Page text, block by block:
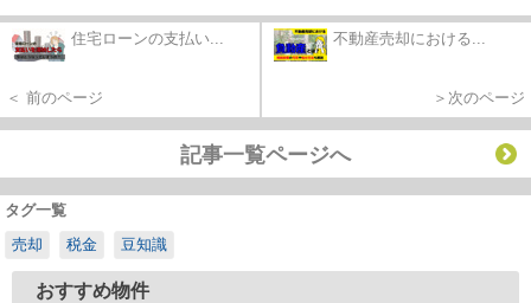
住宅ローンの支払い...
＜ 前のページ
不動産売却における...
＞次のページ
記事一覧ページへ
タグ一覧
売却
税金 豆知識
おすすめ物件